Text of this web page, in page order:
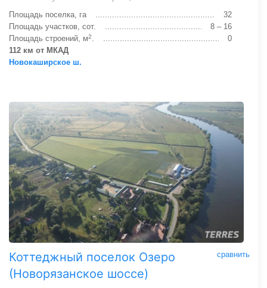
Площадь поселка, га
32
Площадь участков, сот.
8 – 16
Площадь строений, м2.
0
112 км от МКАД
Новокаширское ш.
сравнить
Коттеджный поселок Озеро
(Новорязанское шоссе)